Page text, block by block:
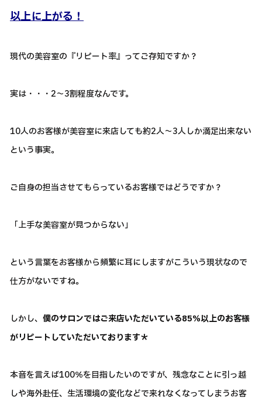
以上に上がる！
現代の美容室の『リピート率』ってご存知ですか？
実は・・・2～3割程度なんです。
10人のお客様が美容室に来店しても約2人～3人しか満足出来ない
という事実。
ご自身の担当させてもらっているお客様ではどうですか？
「上手な美容室が見つからない」
という言葉をお客様から頻繁に耳にしますがこういう現状なので
仕方がないですね。
しかし、 僕のサロンではご来店いただいている85％以上のお客様
がリピートしていただいております＊
本音を言えば100％を目指したいのですが、残念なことに引っ越
しや海外赴任、生活環境の変化などで来れなくなってしまうお客